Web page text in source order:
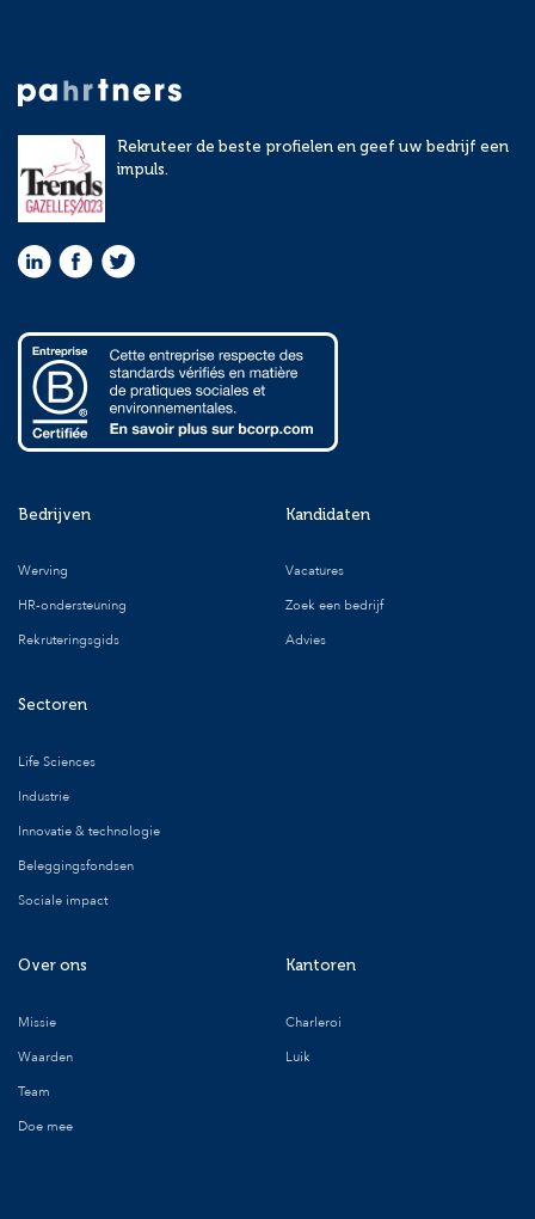
Rekruteer de beste profielen en geef uw bedrijf een
impuls.
Bedrijven
Werving
HR-ondersteuning
Rekruteringsgids
Sectoren
Life Sciences
Industrie
Innovatie & technologie
Beleggingsfondsen
Sociale impact
Kandidaten
Vacatures
Zoek een bedrijf
Advies
Over ons
Missie
Waarden
Team
Doe mee
Kantoren
Charleroi
Luik